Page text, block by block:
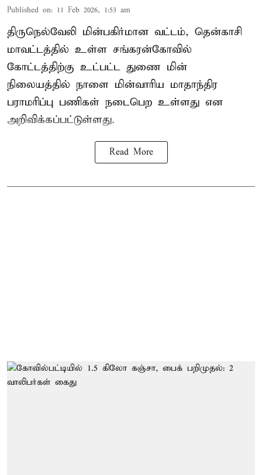
Published on: 11 Feb 2026, 1:53 am
திருநெல்வேலி மின்பகிர்மான வட்டம், தென்காசி
மாவட்டத்தில் உள்ள சங்கரன்கோவில்
கோட்டத்திற்கு உட்பட்ட துணை மின்
நிலையத்தில் நாளை மின்வாரிய மாதாந்திர
பராமரிப்பு பணிகள் நடைபெற உள்ளது என
அறிவிக்கப்பட்டுள்ளது.
Read More